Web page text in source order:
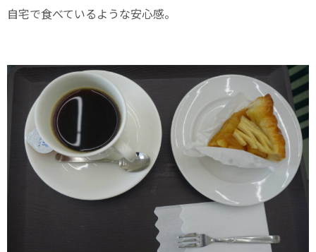
自宅で食べているような安心感。